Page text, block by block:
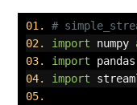
#
import numpy
import pandas
import